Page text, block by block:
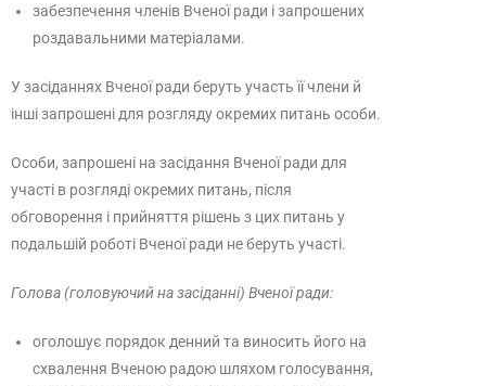
забезпечення членів Вченої ради і запрошених
роздавальними матеріалами.
У засіданнях Вченої ради беруть участь її члени й
інші запрошені для розгляду окремих питань особи.
Особи, запрошені на засідання Вченої ради для
участі в розгляді окремих питань, після
обговорення і прийняття рішень з цих питань у
подальшій роботі Вченої ради не беруть участі.
Голова (головуючий на засіданні) Вченої ради:
оголошує порядок денний та виносить його на
схвалення Вченою радою шляхом голосування,